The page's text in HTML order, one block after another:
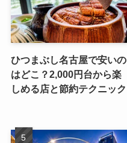
ひつまぶし名古屋で安いの
はどこ？2,000円台から楽
しめる店と節約テクニック